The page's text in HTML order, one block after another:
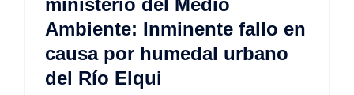
Ambiente: Inminente fallo en
causa por humedal urbano
del Río Elqui